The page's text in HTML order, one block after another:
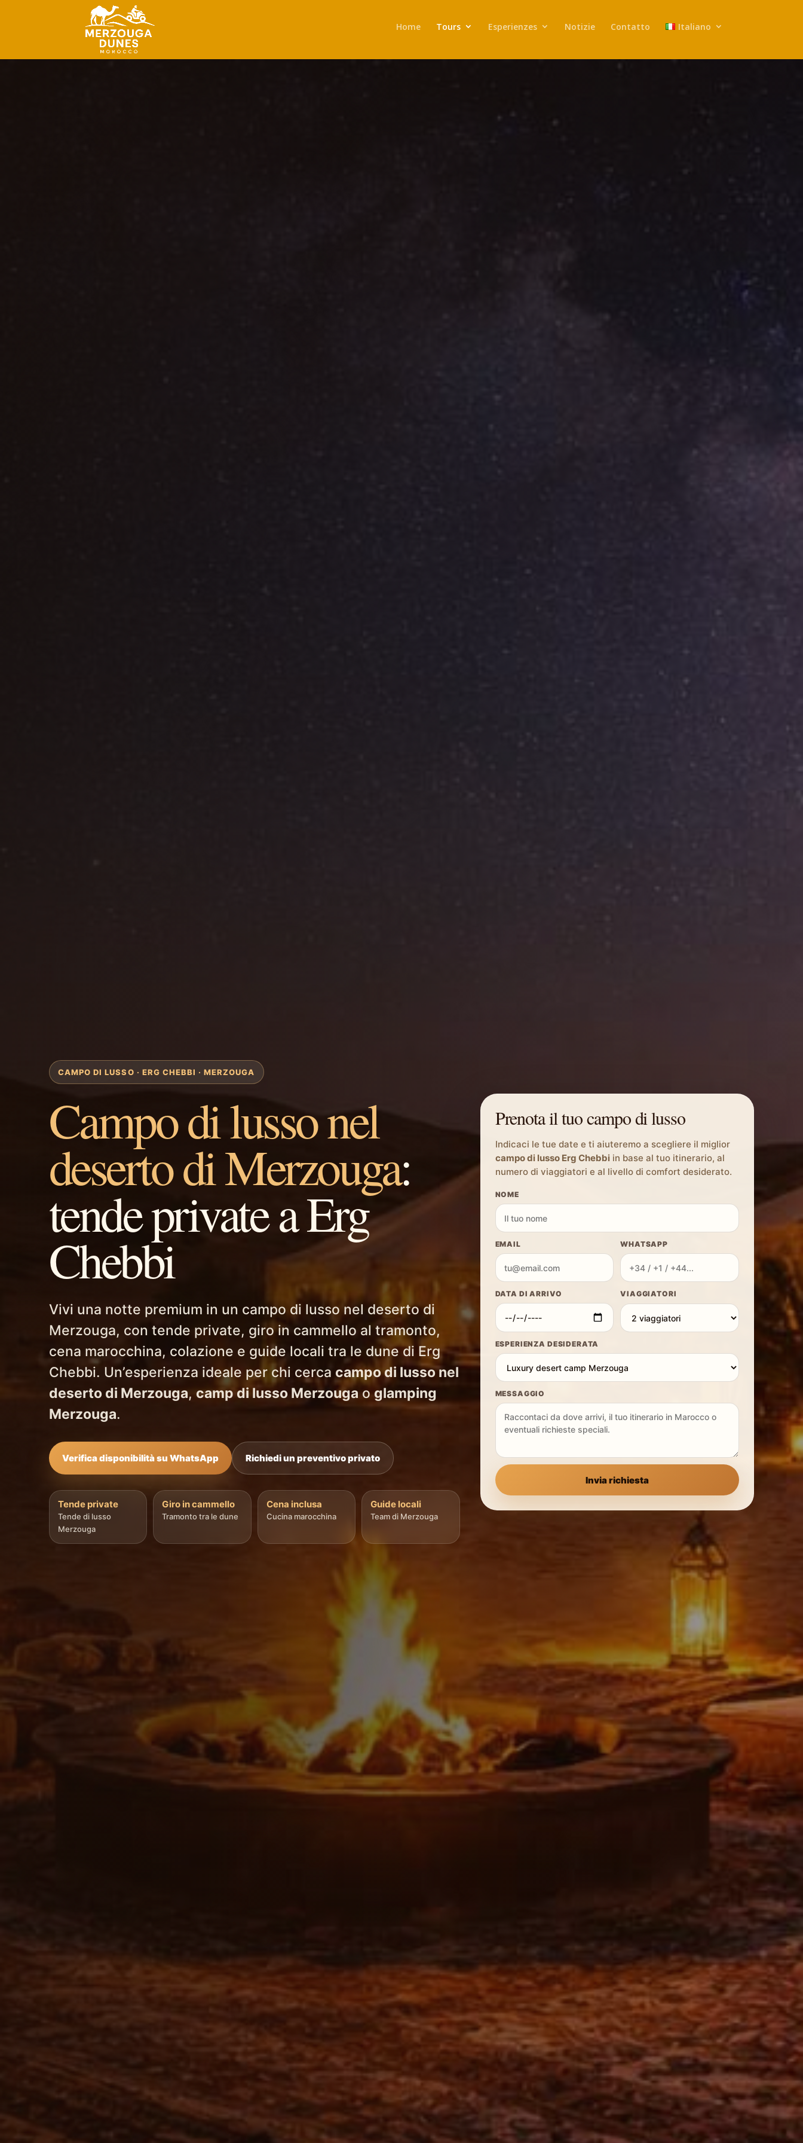
Home Tours Esperienzes Notizie Contatto Italiano
CAMPO DI LUSSO · ERG CHEBBI · MERZOUGA
Campo di lusso nel
deserto di Merzouga:
tende private a Erg
Chebbi
Vivi una notte premium in un campo di lusso nel deserto di
Merzouga, con tende private, giro in cammello al tramonto,
cena marocchina, colazione e guide locali tra le dune di Erg
Chebbi. Un’esperienza ideale per chi cerca campo di lusso nel
deserto di Merzouga, camp di lusso Merzougao glamping
Merzouga.
Verifica disponibilità su WhatsApp Richiedi un preventivo privato
Tende private
Tende di lusso
Merzouga
Giro in cammello
Tramonto tra le dune
Cena inclusa
Cucina marocchina
Guide locali
Team di Merzouga
Prenota il tuo campo di lusso
Indicaci le tue date e ti aiuteremo a scegliere il miglior
campo di lusso Erg Chebbiin base al tuo itinerario, al
numero di viaggiatori e al livello di comfort desiderato.
NOME
EMAIL WHATSAPP
DATA DI ARRIVO VIAGGIATORI
ESPERIENZA DESIDERATA
MESSAGGIO
Invia richiesta